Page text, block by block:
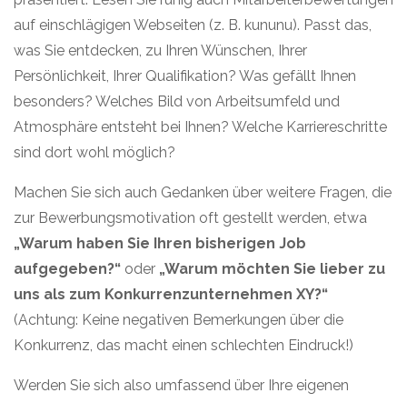
auf einschlägigen Webseiten (z. B. kununu). Passt das,
was Sie entdecken, zu Ihren Wünschen, Ihrer
Persönlichkeit, Ihrer Qualifikation? Was gefällt Ihnen
besonders? Welches Bild von Arbeitsumfeld und
Atmosphäre entsteht bei Ihnen? Welche Karriereschritte
sind dort wohl möglich?
Machen Sie sich auch Gedanken über weitere Fragen, die
zur Bewerbungsmotivation oft gestellt werden, etwa
„Warum haben Sie Ihren bisherigen Job
aufgegeben?“ oder „Warum möchten Sie lieber zu
uns als zum Konkurrenzunternehmen XY?“
(Achtung: Keine negativen Bemerkungen über die
Konkurrenz, das macht einen schlechten Eindruck!)
Werden Sie sich also umfassend über Ihre eigenen